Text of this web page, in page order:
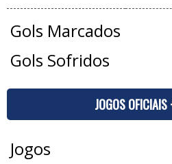
Gols Marcados
Gols Sofridos
JOGOS
Jogos